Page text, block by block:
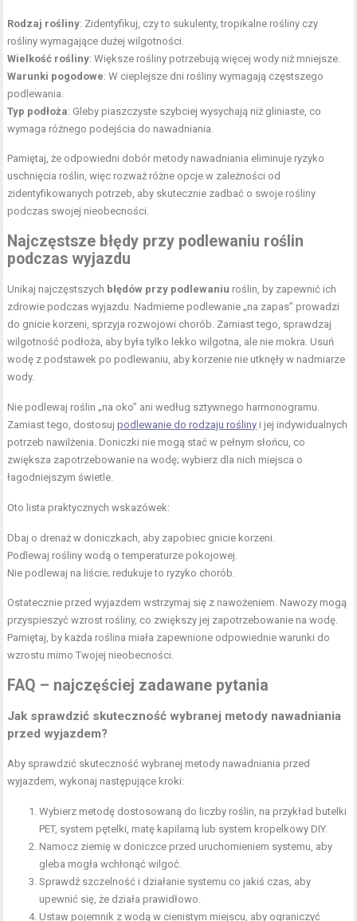
Rodzaj rośliny: Zidentyfikuj, czy to sukulenty, tropikalne rośliny czy
rośliny wymagające dużej wilgotności.
Wielkość rośliny: Większe rośliny potrzebują więcej wody niż mniejsze.
Warunki pogodowe: W cieplejsze dni rośliny wymagają częstszego
podlewania.
Typ podłoża: Gleby piaszczyste szybciej wysychają niż gliniaste, co
wymaga różnego podejścia do nawadniania.
Pamiętaj, że odpowiedni dobór metody nawadniania eliminuje ryzyko
uschnięcia roślin, więc rozważ różne opcje w zależności od
zidentyfikowanych potrzeb, aby skutecznie zadbać o swoje rośliny
podczas swojej nieobecności.
Najczęstsze błędy przy podlewaniu roślin
podczas wyjazdu
Unikaj najczęstszych błędów przy podlewaniu roślin, by zapewnić ich
zdrowie podczas wyjazdu. Nadmierne podlewanie „na zapas” prowadzi
do gnicie korzeni, sprzyja rozwojowi chorób. Zamiast tego, sprawdzaj
wilgotność podłoża, aby była tylko lekko wilgotna, ale nie mokra. Usuń
wodę z podstawek po podlewaniu, aby korzenie nie utknęły w nadmiarze
wody.
Nie podlewaj roślin „na oko” ani według sztywnego harmonogramu.
Zamiast tego, dostosujpodlewanie do rodzaju rośliny i jej indywidualnych
potrzeb nawilżenia. Doniczki nie mogą stać w pełnym słońcu, co
zwiększa zapotrzebowanie na wodę; wybierz dla nich miejsca o
łagodniejszym świetle.
Oto lista praktycznych wskazówek:
Dbaj o drenaż w doniczkach, aby zapobiec gnicie korzeni
Podlewaj rośliny wodą o temperaturze pokojowej.
Nie podlewaj na liście; redukuje to ryzyko chorób.
Ostatecznie przed wyjazdem wstrzymaj się z nawożeniem. Nawozy mogą
przyspieszyć wzrost rośliny, co zwiększy jej zapotrzebowanie na wodę.
Pamiętaj, by każda roślina miała zapewnione odpowiednie warunki do
wzrostu mimo Twojej nieobecności.
FAQ – najczęściej zadawane pytania
Jak sprawdzić skuteczność wybranej metody nawadniania
przed wyjazdem?
Aby sprawdzić skuteczność wybranej metody nawadniania przed
wyjazdem, wykonaj następujące kroki:
Wybierz metodę dostosowaną do liczby roślin, na przykład butelki
PET, system pętelki, matę kapilarną lub system kropelkowy DIY.
Namocz ziemię w doniczce przed uruchomieniem systemu, aby
gleba mogła wchłonąć wilgoć.
Sprawdź szczelność i działanie systemu co jakiś czas, aby
upewnić się, że działa prawidłowo.
Ustaw pojemnik z wodą w cienistym miejscu, aby ograniczyć